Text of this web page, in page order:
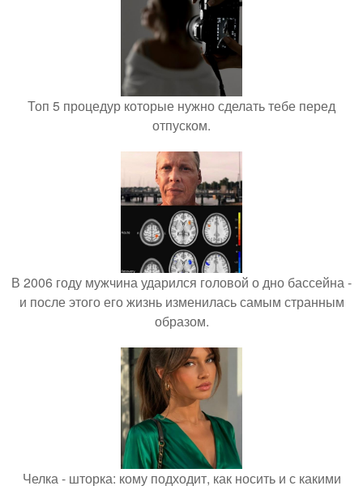
Топ 5 процедур которые нужно сделать тебе перед
отпуском.
В 2006 году мужчина ударился головой о дно бассейна -
и после этого его жизнь изменилась самым странным
образом.
Челка - шторка: кому подходит, как носить и с какими